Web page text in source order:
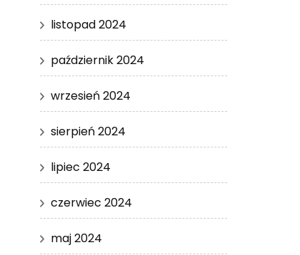
listopad 2024
październik 2024
wrzesień 2024
sierpień 2024
lipiec 2024
czerwiec 2024
maj 2024